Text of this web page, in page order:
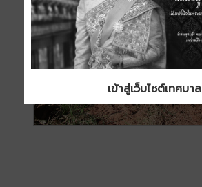
เข้าสู่เว็บไซต์เทศบาล